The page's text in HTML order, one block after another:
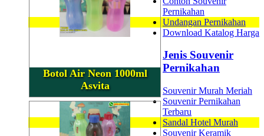
Botol Air Neon 1000ml
Asvita
Pernikahan
Undangan Pernikahan
Download Katalog Harga
Jenis Souvenir
Pernikahan
Souvenir Murah Meriah
Souvenir Pernikahan
Terbaru
Sandal Hotel Murah
Souvenir Keramik